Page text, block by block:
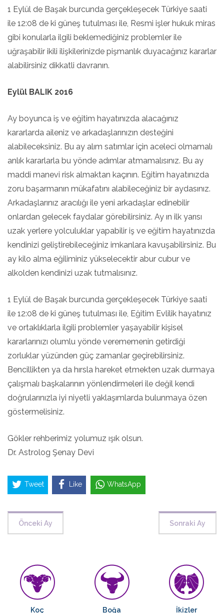
1 Eylül de Başak burcunda gerçekleşecek Türkiye saati
ile 12:08 de ki güneş tutulması ile, Resmi işler hukuk miras
gibi konularla ilgili beklemediğiniz problemler ile
uğraşabilir ikili ilişkilerinizde pişmanlık duyacağınız kararlar
alabilirsiniz dikkatli davranın.
Eylül BALIK 2016
Ay boyunca iş ve eğitim hayatınızda alacağınız
kararlarda aileniz ve arkadaşlarınızın desteğini
alabileceksiniz. Bu ay alım satımlar için aceleci olmamalı
anlık kararlarla bu yönde adımlar atmamalısınız. Bu ay
maddi manevi risk almaktan kaçının. Eğitim hayatınızda
zoru başarmanın mükafatını alabileceğiniz bir aydasınız.
Arkadaşlarınız aracılığı ile yeni arkadaşlar edinebilir
onlardan gelecek faydalar görebilirsiniz. Ay ın ilk yarısı
uzak yerlere yolculuklar yapabilir iş ve eğitim hayatınızda
kendinizi geliştirebileceğiniz imkanlara kavuşabilirsiniz. Bu
ay kilo alma eğiliminiz yükselecektir abur cubur ve
alkolden kendinizi uzak tutmalısınız.
1 Eylül de Başak burcunda gerçekleşecek Türkiye saati
ile 12:08 de ki güneş tutulması ile, Eğitim Evlilik hayatınız
ve ortaklıklarla ilgili problemler yaşayabilir kişisel
kararlarınızı olumlu yönde verememenin getirdiği
zorluklar yüzünden güç zamanlar geçirebilirsiniz.
Bencillikten ya da hırsla hareket etmekten uzak durmaya
çalışmalı başkalarının yönlendirmeleri ile değil kendi
doğrularınızla iyi niyetli yaklaşımlarda bulunmaya özen
göstermelisiniz.
Gökler rehberimiz yolumuz ışık olsun.
Dr. Astrolog Şenay Devi
Tweet Like WhatsApp
Önceki Ay Sonraki Ay
Koç Boğa İkizler